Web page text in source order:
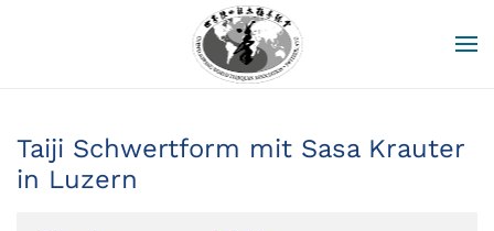
Zum Hauptinhalt springen
Taiji Schwertform mit Sasa Krauter
in Luzern